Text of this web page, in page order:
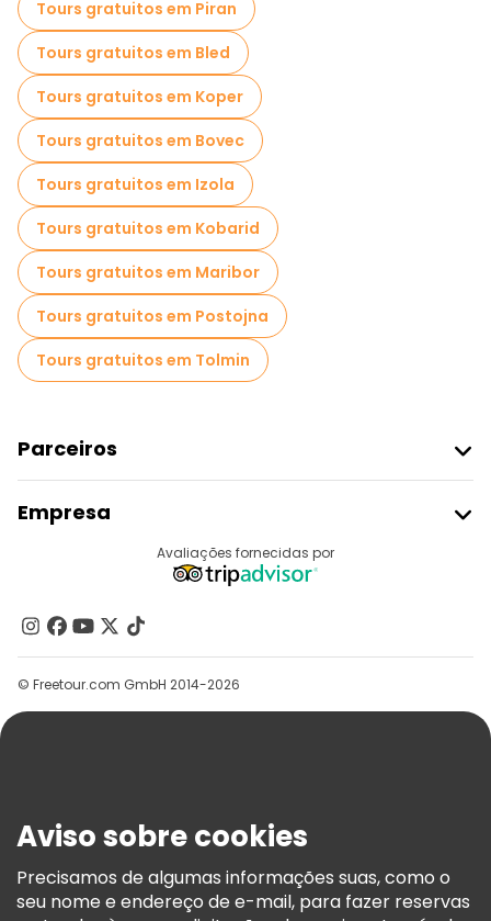
Tours gratuitos em Piran
Tours gratuitos em Bled
Tours gratuitos em Koper
Tours gratuitos em Bovec
Tours gratuitos em Izola
Tours gratuitos em Kobarid
Tours gratuitos em Maribor
Tours gratuitos em Postojna
Tours gratuitos em Tolmin
Parceiros
Registo Do Fornecedor
Programa De Afiliados
Empresa
Contacte-Nos
Grupos
Ajuda
Termos E Informações Legais
Política De Cookies
Freetour Prémios
Avaliações fornecidas por
© Freetour.com GmbH 2014-2026
Aviso sobre cookies
Precisamos de algumas informações suas, como o
seu nome e endereço de e-mail, para fazer reservas